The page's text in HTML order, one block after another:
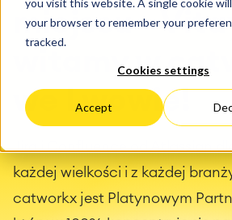
your browser to remember your
tracked.
Cookies settings
Accept
miejscu -
witamy w
we Lwowie!
każdej wielkości i z każdej
catworkx jest Platynowym